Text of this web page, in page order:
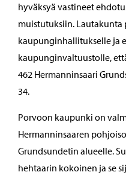
hyväksyä vastineet
muistutuksiin. Lautakunta
kaupunginhallitukselle ja
kaupunginvaltuustolle,
462 Hermanninsaari
34.
Porvoon kaupunki on
Hermanninsaaren
Grundsundetin alueelle.
hehtaarin kokoinen ja se